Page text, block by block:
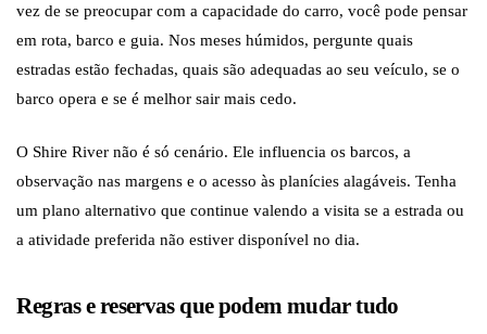
vez de se preocupar com a capacidade do carro, você pode pensar
em rota, barco e guia. Nos meses húmidos, pergunte quais
estradas estão fechadas, quais são adequadas ao seu veículo, se o
barco opera e se é melhor sair mais cedo.
O Shire River não é só cenário. Ele influencia os barcos, a
observação nas margens e o acesso às planícies alagáveis. Tenha
um plano alternativo que continue valendo a visita se a estrada ou
a atividade preferida não estiver disponível no dia.
Regras e reservas que podem mudar tudo